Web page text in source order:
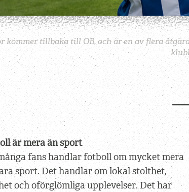
kommer tillbaka till OB, och är en av flera
är mera än sport
fans handlar fotboll om mycket mera
sport. Det handlar om lokal stolthet,
och oförglömliga upplevelser. Det har